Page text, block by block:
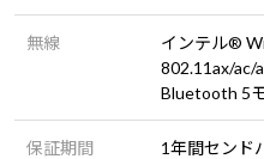
無線
インテル®
802.11ax/ac/
Bluetooth 5
保証期間
1年間センド